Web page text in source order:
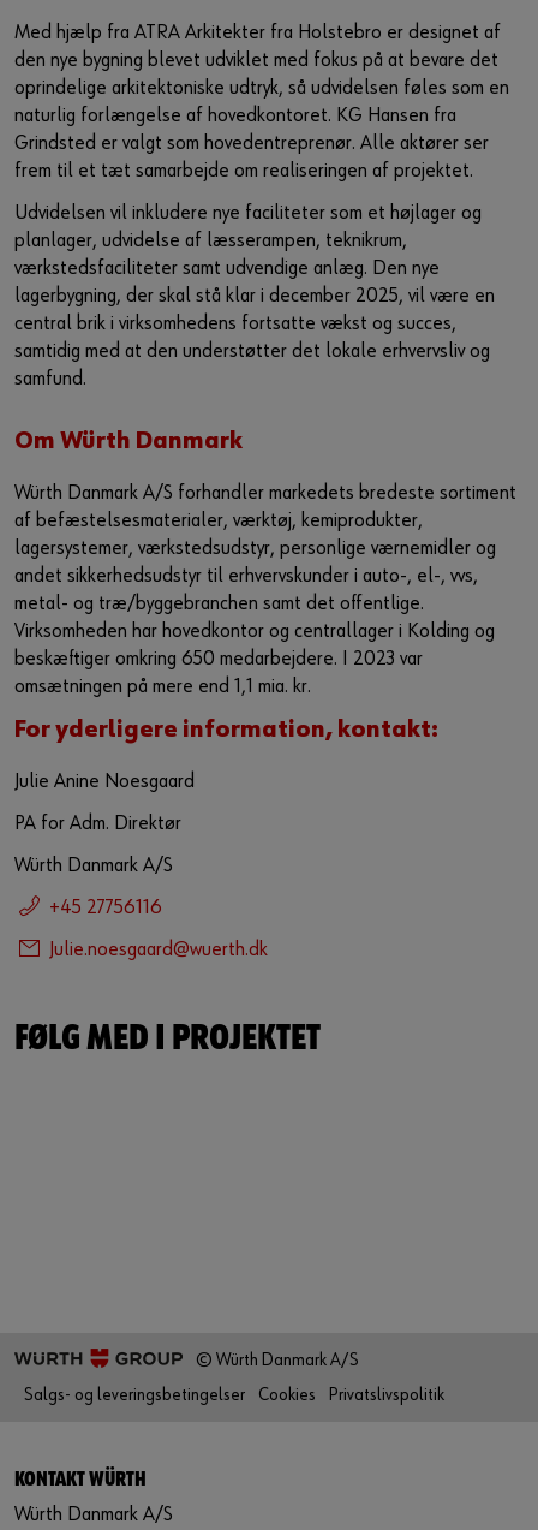
Med hjælp fra ATRA Arkitekter fra Holstebro er designet af
den nye bygning blevet udviklet med fokus på at bevare det
oprindelige arkitektoniske udtryk, så udvidelsen føles som en
naturlig forlængelse af hovedkontoret. KG Hansen fra
Grindsted er valgt som hovedentreprenør. Alle aktører ser
frem til et tæt samarbejde om realiseringen af projektet.
Udvidelsen vil inkludere nye faciliteter som et højlager og
planlager, udvidelse af læsserampen, teknikrum,
værkstedsfaciliteter samt udvendige anlæg. Den nye
lagerbygning, der skal stå klar i december 2025, vil være en
central brik i virksomhedens fortsatte vækst og succes,
samtidig med at den understøtter det lokale erhvervsliv og
samfund.
Om Würth Danmark
Würth Danmark A/S forhandler markedets bredeste sortiment
af befæstelsesmaterialer, værktøj, kemiprodukter,
lagersystemer, værkstedsudstyr, personlige værnemidler og
andet sikkerhedsudstyr til erhvervskunder i auto-, el-, vvs,
metal- og træ/byggebranchen samt det offentlige.
Virksomheden har hovedkontor og centrallager i Kolding og
beskæftiger omkring 650 medarbejdere. I 2023 var
omsætningen på mere end 1,1 mia. kr.
For yderligere information, kontakt:
Julie Anine Noesgaard
PA for Adm. Direktør
Würth Danmark A/S
+45 27756116
Julie.noesgaard@wuerth.dk
FØLG MED I PROJEKTET
© Würth Danmark A/S
Salgs- og leveringsbetingelser
Cookies Privatslivspolitik
KONTAKT WÜRTH
Würth Danmark A/S